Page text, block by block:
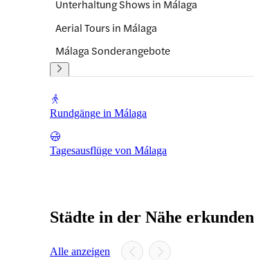
Unterhaltung Shows in Málaga
Aerial Tours in Málaga
Málaga Sonderangebote
Rundgänge in Málaga
Tagesausflüge von Málaga
Städte in der Nähe erkunden
Alle anzeigen